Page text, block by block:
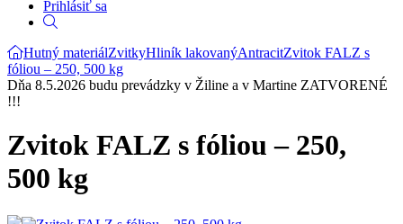
Prihlásiť sa
Hutný materiálZvitkyHliník lakovanýAntracitZvitok FALZ s
fóliou – 250, 500 kg
Dňa 8.5.2026 budu prevádzky v Žiline a v Martine ZATVORENÉ
!!!
Zvitok FALZ s fóliou – 250,
500 kg